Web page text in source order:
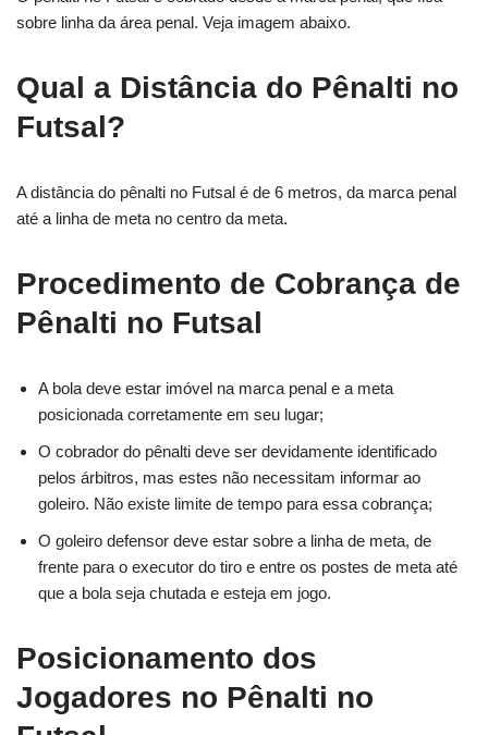
sobre linha da área penal. Veja imagem abaixo.
Qual a Distância do Pênalti no
Futsal?
A distância do pênalti no Futsal é de 6 metros, da marca penal
até a linha de meta no centro da meta.
Procedimento de Cobrança de
Pênalti no Futsal
A bola deve estar imóvel na marca penal e a meta
posicionada corretamente em seu lugar;
O cobrador do pênalti deve ser devidamente identificado
pelos árbitros, mas estes não necessitam informar ao
goleiro. Não existe limite de tempo para essa cobrança;
O goleiro defensor deve estar sobre a linha de meta, de
frente para o executor do tiro e entre os postes de meta até
que a bola seja chutada e esteja em jogo.
Posicionamento dos
Jogadores no Pênalti no